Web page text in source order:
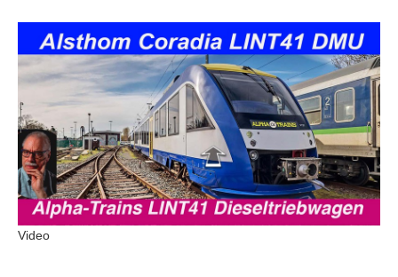
Video